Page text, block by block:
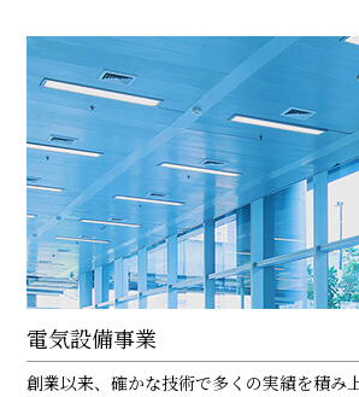
電気設備事業
創業以来、確かな技術で多くの実績を積み